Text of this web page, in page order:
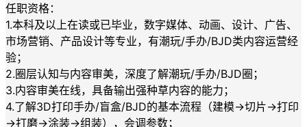
任职资格：
1.本科及以上在读或已毕业，数字媒体、动画、设计、广告、
市场营销、产品设计等专业，有潮玩/手办/BJD类内容运营经
验；
2.圈层认知与内容审美，深度了解潮玩/手办/BJD圈；
3.内容审美在线，具备输出强种草内容的能力；
4.了解3D打印手办/盲盒/BJD的基本流程（建模→切片→打印
→打磨→涂装→组装），会调参数；